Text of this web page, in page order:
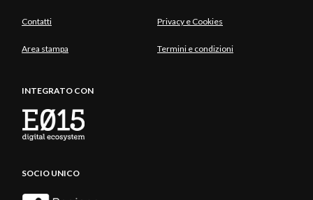
Contatti Privacy e Cookies
Area stampa Termini e condizioni
INTEGRATO CON
SOCIO UNICO